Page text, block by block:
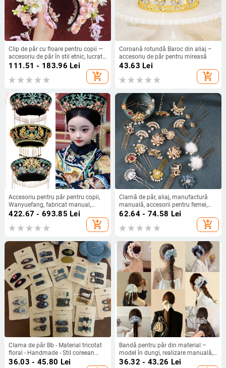
Clip de păr cu floare pentru copii —
accesoriu de păr în stil etnic, lucrat
manual, pentru ședințe foto
111.51 - 183.96 Lei
add_shopping_cart
Coroană rotundă Baroc din aliaj –
accesoriu de păr pentru mireasă
43.63 Lei
add_shopping_cart
Accesoriu pentru păr pentru copii,
Wanyuefang, fabricat manual,
material: aliaj, tip: bentițe pentru
cap și elastice, stil antic/retro
422.67 - 693.85 Lei
add_shopping_cart
Clamă de păr, aliaj, manufactură
manuală, accesorii pentru femei,
primăvara 2023
62.64 - 74.58 Lei
add_shopping_cart
Clama de păr Bb - Material tricotat
floral - Handmade - Stil coreean
pentru copii - Toamnă 2025
36.03 - 45.80 Lei
Bandă pentru păr din material –
model în dungi, realizare manuală,
Toamnă 2024, stil lejer, proaspăt și
36.32 - 43.26 Lei